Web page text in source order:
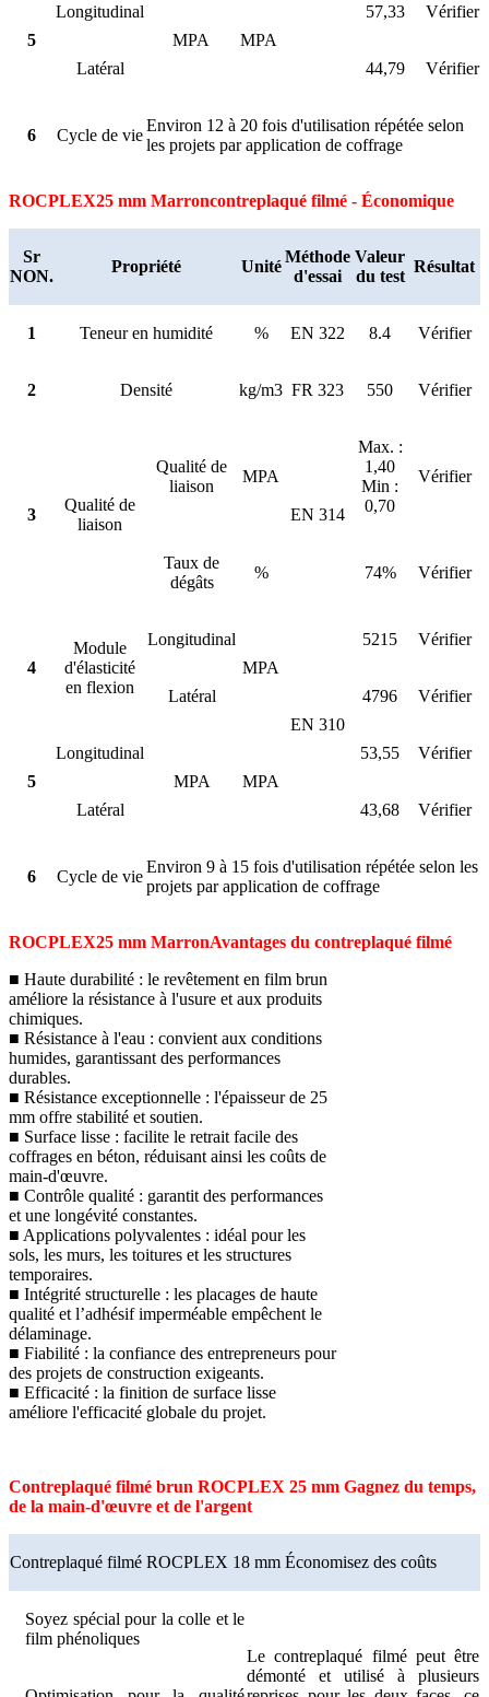
5
Longitudinal
MPA
MPA
57,33 Vérifier
Latéral 44,79 Vérifier
6 Cycle de vie
Environ 12 à 20 fois d'utilisation répétée selon
les projets par application de coffrage
ROCPLEX25 mm Marroncontreplaqué filmé - Économique
Sr
NON.
Propriété Unité
Méthode
d'essai
Valeur
du test
Résultat
1 Teneur en humidité % EN 322 8.4 Vérifier
2 Densité kg/m3 FR 323 550 Vérifier
3
Qualité de
liaison
Qualité de
liaison
MPA
EN 314
Max. :
1,40
Min :
0,70
Vérifier
Taux de
dégâts
% 74% Vérifier
4
Module
d'élasticité
en flexion
Longitudinal
MPA
EN 310
5215 Vérifier
Latéral 4796 Vérifier
5
Longitudinal
MPA
MPA
53,55 Vérifier
Latéral 43,68 Vérifier
6 Cycle de vie
Environ 9 à 15 fois d'utilisation répétée selon les
projets par application de coffrage
ROCPLEX25 mm MarronAvantages du contreplaqué filmé
■ Haute durabilité : le revêtement en film brun
améliore la résistance à l'usure et aux produits
chimiques.
■ Résistance à l'eau : convient aux conditions
humides, garantissant des performances
durables.
■ Résistance exceptionnelle : l'épaisseur de 25
mm offre stabilité et soutien.
■ Surface lisse : facilite le retrait facile des
coffrages en béton, réduisant ainsi les coûts de
main-d'œuvre.
■ Contrôle qualité : garantit des performances
et une longévité constantes.
■ Applications polyvalentes : idéal pour les
sols, les murs, les toitures et les structures
temporaires.
■ Intégrité structurelle : les placages de haute
qualité et l’adhésif imperméable empêchent le
délaminage.
■ Fiabilité : la confiance des entrepreneurs pour
des projets de construction exigeants.
■ Efficacité : la finition de surface lisse
améliore l'efficacité globale du projet.
Contreplaqué filmé brun ROCPLEX 25 mm Gagnez du temps,
de la main-d'œuvre et de l'argent
Contreplaqué filmé ROCPLEX 18 mm Économisez des coûts
Soyez spécial pour la colle et le
film phénoliques
Le contreplaqué filmé peut être
démonté et utilisé à plusieurs